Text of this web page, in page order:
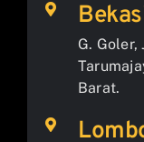
G. Goler,
Barat.